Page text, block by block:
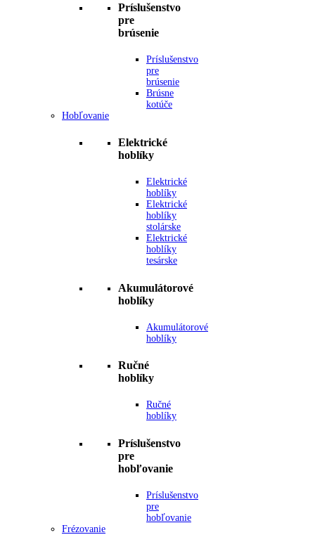
Príslušenstvo
pre
brúsenie
Príslušenstvo
pre
brúsenie
Brúsne
kotúče
Hobľovanie
Elektrické
hoblíky
Elektrické
hoblíky
Elektrické
hoblíky
stolárske
Elektrické
hoblíky
tesárske
Akumulátorové
hoblíky
Akumulátorové
hoblíky
Ručné
hoblíky
Ručné
hoblíky
Príslušenstvo
pre
hobľovanie
Príslušenstvo
pre
hobľovanie
Frézovanie